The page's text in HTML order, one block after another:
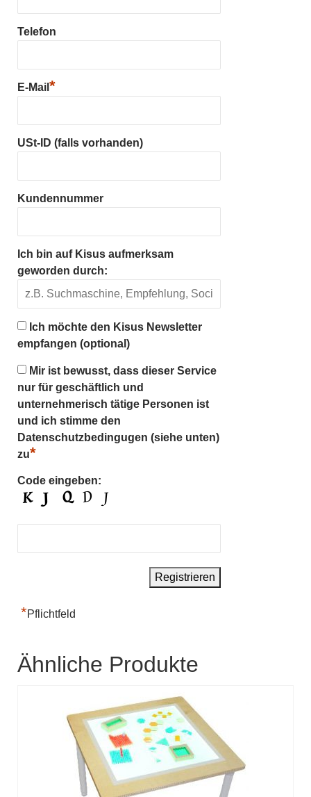
Telefon
E-Mail *
USt-ID (falls vorhanden)
Kundennummer
Ich bin auf Kisus aufmerksam
geworden durch:
Ich möchte den Kisus Newsletter
empfangen (optional)
Mir ist bewusst, dass dieser Service
nur für geschäftlich und
unternehmerisch tätige Personen ist
und ich stimme den
Datenschutzbedingugen (siehe unten)
zu*
Code eingeben:
*Pflichtfeld
Ähnliche Produkte